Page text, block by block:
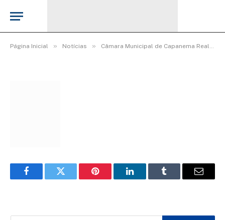
Página Inicial » Notícias » Câmara Municipal de Capanema Realiza Homenagem Especial ao Dia Internacional da Mulher
WhatsApp Image 2026-03-06 at 16.00.27
FacebookTwitter Pinterest LinkedInTumblr Email